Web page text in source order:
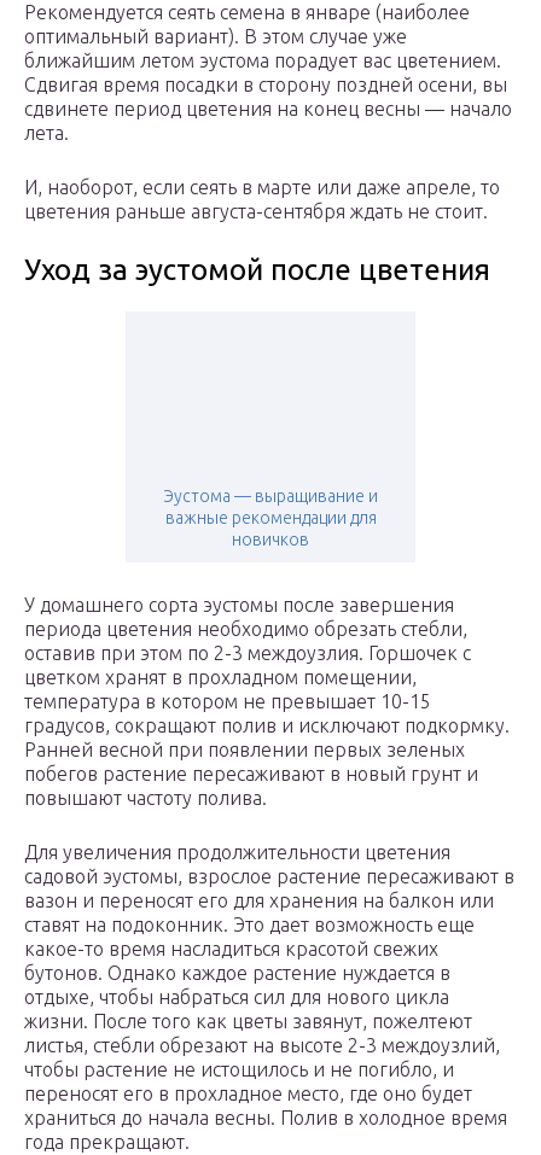
Рекомендуется сеять семена в январе (наиболее
оптимальный вариант). В этом случае уже
ближайшим летом эустома порадует вас цветением.
Сдвигая время посадки в сторону поздней осени, вы
сдвинете период цветения на конец весны — начало
лета.
И, наоборот, если сеять в марте или даже апреле, то
цветения раньше августа-сентября ждать не стоит.
Уход за эустомой после цветения
Эустома — выращивание и
важные рекомендации для
новичков
У домашнего сорта эустомы после завершения
периода цветения необходимо обрезать стебли,
оставив при этом по 2-3 междоузлия. Горшочек с
цветком хранят в прохладном помещении,
температура в котором не превышает 10-15
градусов, сокращают полив и исключают подкормку.
Ранней весной при появлении первых зеленых
побегов растение пересаживают в новый грунт и
повышают частоту полива.
Для увеличения продолжительности цветения
садовой эустомы, взрослое растение пересаживают в
вазон и переносят его для хранения на балкон или
ставят на подоконник. Это дает возможность еще
какое-то время насладиться красотой свежих
бутонов. Однако каждое растение нуждается в
отдыхе, чтобы набраться сил для нового цикла
жизни. После того как цветы завянут, пожелтеют
листья, стебли обрезают на высоте 2-3 междоузлий,
чтобы растение не истощилось и не погибло, и
переносят его в прохладное место, где оно будет
храниться до начала весны. Полив в холодное время
года прекращают.